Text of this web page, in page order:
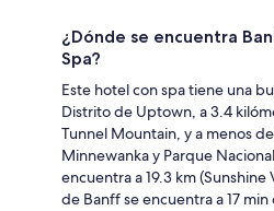
¿Dónde se encuentra
Spa?
Este hotel con spa tiene una
Distrito de Uptown, a 3.4
Tunnel Mountain, y a menos
Minnewanka y Parque
encuentra a 19.3 km
de Banff se encuentra a 17